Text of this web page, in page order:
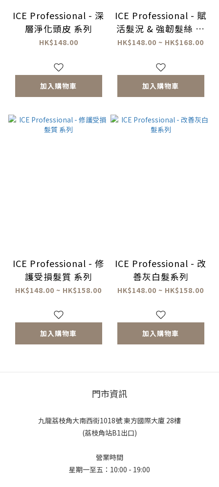
ICE Professional - 深
層淨化頭皮 系列
HK$148.00
加入購物車
ICE Professional - 賦
活髮況 & 強韌髮絲 系
列
HK$148.00 ~ HK$168.00
加入購物車
ICE Professional - 修
護受損髮質 系列
HK$148.00 ~ HK$158.00
加入購物車
ICE Professional - 改
善灰白髮系列
HK$148.00 ~ HK$158.00
加入購物車
門市資訊
九龍荔枝角大南西街1018號 東方國際大廈 28樓
(荔枝角站B1出口)
營業時間
星期一至五：10:00 - 19:00